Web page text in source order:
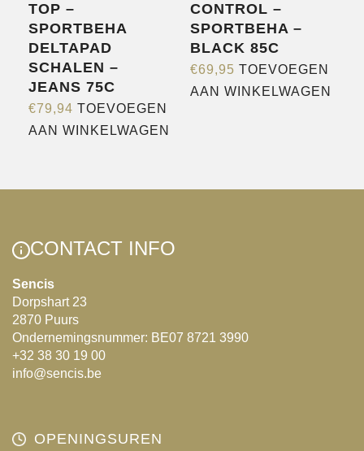
TOP –
SPORTBEHA
DELTAPAD
SCHALEN –
JEANS 75C
€79,94 TOEVOEGEN
AAN WINKELWAGEN
CONTROL –
SPORTBEHA –
BLACK 85C
€69,95 TOEVOEGEN
AAN WINKELWAGEN
CONTACT INFO
Sencis
Dorpshart 23
2870 Puurs
Ondernemingsnummer: BE07 8721 3990
+32 38 30 19 00
info@sencis.be
OPENINGSUREN